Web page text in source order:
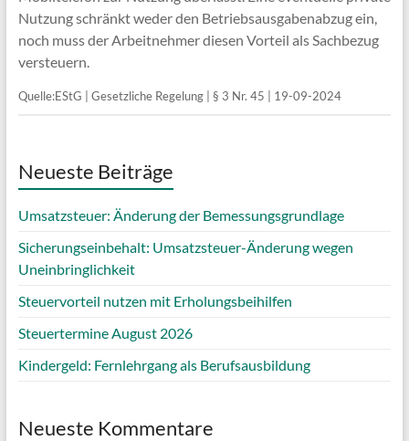
Nutzung schränkt weder den Betriebsausgabenabzug ein,
noch muss der Arbeitnehmer diesen Vorteil als Sachbezug
versteuern.
Quelle:EStG | Gesetzliche Regelung | § 3 Nr. 45 | 19-09-2024
Neueste Beiträge
Umsatzsteuer: Änderung der Bemessungsgrundlage
Sicherungseinbehalt: Umsatzsteuer-Änderung wegen
Uneinbringlichkeit
Steuervorteil nutzen mit Erholungsbeihilfen
Steuertermine August 2026
Kindergeld: Fernlehrgang als Berufsausbildung
Neueste Kommentare